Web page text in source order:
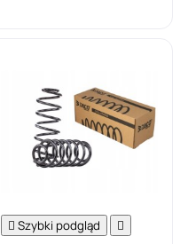
 Szybki podgląd 